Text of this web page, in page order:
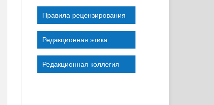
Правила рецензирования
Редакционная этика
Редакционная коллегия